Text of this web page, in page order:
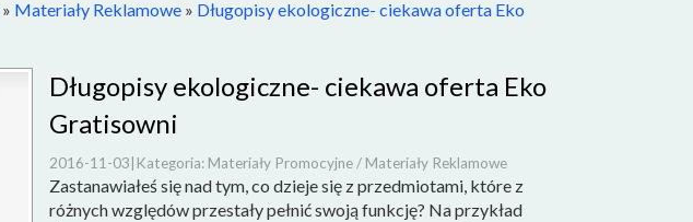
» Materiały Reklamowe » Długopisy ekologiczne- ciekawa oferta Eko
Długopisy ekologiczne- ciekawa oferta Eko
Gratisowni
2016-11-03 Kategoria: Materiały Promocyjne / Materiały Reklamowe
Zastanawiałeś się nad tym, co dzieje się z przedmiotami, które z
różnych względów przestały pełnić swoją funkcję? Na przykład